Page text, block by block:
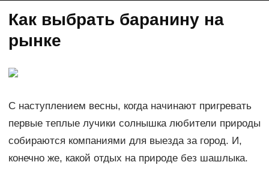
Как выбрать баранину на
рынке
С наступлением весны, когда начинают пригревать
первые теплые лучики солнышка любители природы
собираются компаниями для выезда за город. И,
конечно же, какой отдых на природе без шашлыка.